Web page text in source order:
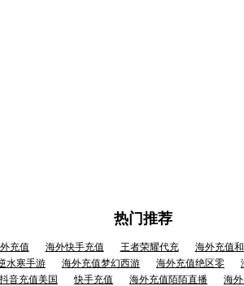
热门推荐
充值 海外快手充值 王者荣耀代充 海外充值
水寒手游 海外充值梦幻西游 海外充值绝区零
抖音充值美国 快手充值 海外充值陌陌直播 海